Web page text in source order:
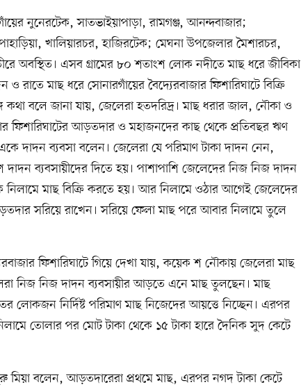
নুনেরটেক, সাতভাইয়াপাড়া, রামগঞ্জ, আনন্দবাজার;
খালিয়ারচর, হাজিরটেক; মেঘনা উপজেলার মৈশারচর,
অবস্থিত। এসব গ্রামের ৮০ শতাংশ লোক নদীতে মাছ ধরে জীবিকা
ও রাতে মাছ ধরে সোনারগাঁয়ের বৈদ্যেরবাজার ফিশারিঘাটে বিক্রি
বলে জানা যায়, জেলেরা হতদরিদ্র। মাছ ধরার জাল, নৌকা ও
ফিশারিঘাটের আড়তদার ও মহাজনদের কাছ থেকে প্রতিবছর ঋণ
একে দাদন ব্যবসা বলেন। জেলেরা যে পরিমাণ টাকা দাদন নেন,
দাদন ব্যবসায়ীদের দিতে হয়। পাশাপাশি জেলেদের নিজ নিজ দাদন
মাছ বিক্রি করতে হয়। আর নিলামে ওঠার আগেই জেলেদের
সরিয়ে রাখেন। সরিয়ে ফেলা মাছ পরে আবার নিলামে তুলে
ফিশারিঘাটে গিয়ে দেখা যায়, কয়েক শ নৌকায় জেলেরা মাছ
নিজ নিজ দাদন ব্যবসায়ীর আড়তে এনে মাছ তুলছেন। মাছ
লোকজন নির্দিষ্ট পরিমাণ মাছ নিজেদের আয়ত্তে নিচ্ছেন। এরপর
তোলার পর মোট টাকা থেকে ১৫ টাকা হারে দৈনিক সুদ কেটে
মিয়া বলেন, আড়তদারেরা প্রথমে মাছ, এরপর নগদ টাকা কেটে